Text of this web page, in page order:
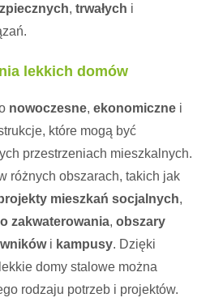
, trwałych i
lekkich domów
nowoczesne, ekonomiczne i
które mogą być
przestrzeniach mieszkalnych.
różnych obszarach, takich jak
mieszkań socjalnych,
zakwaterowania, obszary
i kampusy. Dzięki
domy stalowe można
rodzaju potrzeb i projektów.